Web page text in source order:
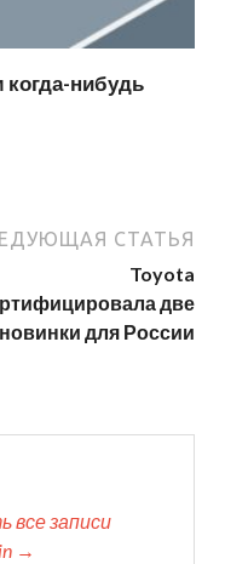
нибудь
СТАТЬЯ
Toyota
две
новинки для России
все записи
→